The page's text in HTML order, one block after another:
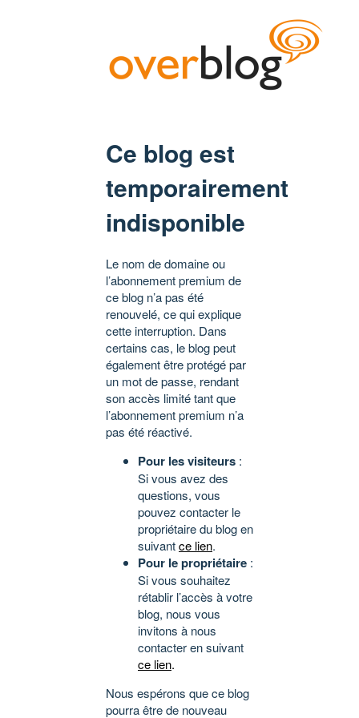
Ce blog est
temporairement
indisponible
Le nom de domaine ou
l’abonnement premium de
ce blog n’a pas été
renouvelé, ce qui explique
cette interruption. Dans
certains cas, le blog peut
également être protégé par
un mot de passe, rendant
son accès limité tant que
l’abonnement premium n’a
pas été réactivé.
Pour les visiteurs :
Si vous avez des
questions, vous
pouvez contacter le
propriétaire du blog en
suivantce lien.
Pour le propriétaire :
Si vous souhaitez
rétablir l’accès à votre
blog, nous vous
invitons à nous
contacter en suivant
ce lien.
Nous espérons que ce blog
pourra être de nouveau